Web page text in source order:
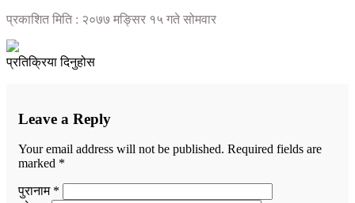
प्रकाशित मिति : २०७७ मङ्सिर १५ गते सोमवार
प्रतिक्रिया दिनुहोस
Leave a Reply
Your email address will not be published. Required fields are
marked *
पुरानाम *